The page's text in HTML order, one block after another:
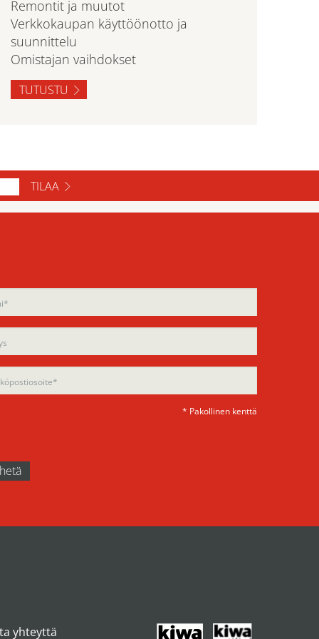
Remontit ja muutot
Verkkokaupan käyttöönotto ja
suunnittelu
Omistajan vaihdokset
TUTUSTU
TILAA
* Pakollinen kenttä
yhteyttä